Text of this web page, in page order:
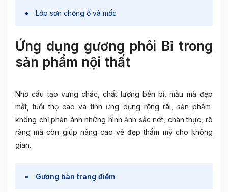
Lớp sơn chống ố và mốc
Ứng dụng gương phôi Bỉ trong
sản phẩm nội thất
Nhờ cấu tạo vững chắc, chất lượng bền bỉ, mẫu mã đẹp
mắt, tuổi thọ cao và tính ứng dụng rộng rãi, sản phẩm
không chỉ phản ánh những hình ảnh sắc nét, chân thực, rõ
ràng mà còn giúp nâng cao vẻ đẹp thẩm mỹ cho không
gian.
Gương bàn trang điểm